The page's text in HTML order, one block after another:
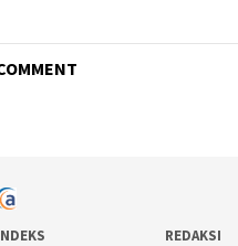
REDAKSI